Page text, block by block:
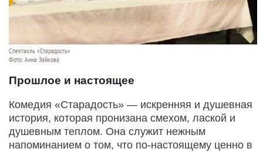
Спектакль «Старадость»
Фото: Анна Зайкова
Прошлое и настоящее
Комедия «Старадость» — искренняя и душевная
история, которая пронизана смехом, лаской и
душевным теплом. Она служит нежным
напоминанием о том, что по-настоящему ценно в